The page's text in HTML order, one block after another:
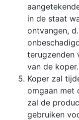
in de staat
ontvangen,
terugzenden
van de koper.
Koper zal
omgaan met
zal de
gebruiken